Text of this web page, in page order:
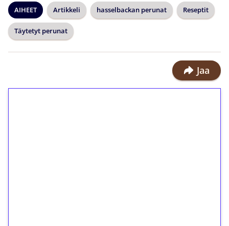
AIHEET Artikkeli hasselbackan perunat Reseptit
Täytetyt perunat
Jaa